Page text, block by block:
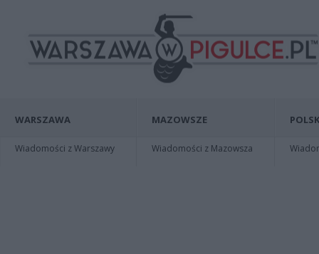
WARSZAWA
Wiadomości z Warszawy
MAZOWSZE
Wiadomości z Mazowsza